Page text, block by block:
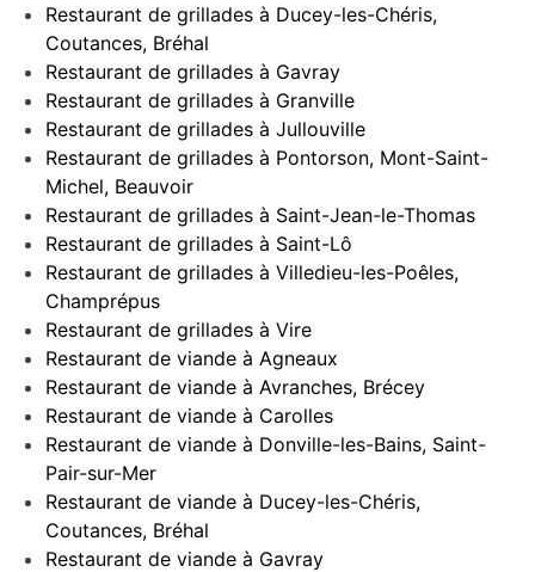
Restaurant de grillades à Ducey-les-Chéris,
Coutances, Bréhal
Restaurant de grillades à Gavray
Restaurant de grillades à Granville
Restaurant de grillades à Jullouville
Restaurant de grillades à Pontorson, Mont-Saint-
Michel, Beauvoir
Restaurant de grillades à Saint-Jean-le-Thomas
Restaurant de grillades à Saint-Lô
Restaurant de grillades à Villedieu-les-Poêles,
Champrépus
Restaurant de grillades à Vire
Restaurant de viande à Agneaux
Restaurant de viande à Avranches, Brécey
Restaurant de viande à Carolles
Restaurant de viande à Donville-les-Bains, Saint-
Pair-sur-Mer
Restaurant de viande à Ducey-les-Chéris,
Coutances, Bréhal
Restaurant de viande à Gavray